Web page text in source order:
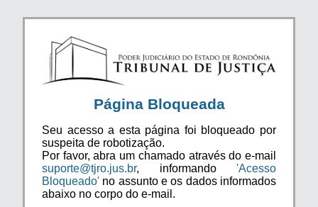
Página Bloqueada
Seu acesso a esta página foi bloqueado por
suspeita de robotização.
Por favor, abra um chamado através do e-mail
suporte@tjro.jus.br, informando 'Acesso
Bloqueado' no assunto e os dados informados
abaixo no corpo do e-mail.